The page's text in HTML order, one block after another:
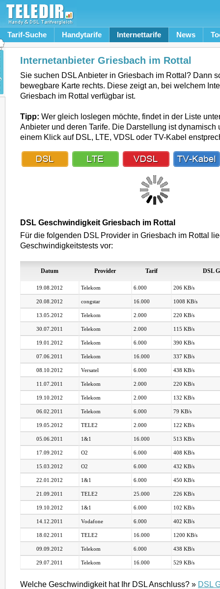
Tarif-Suche Handytarife Internettarife News
Internetanbieter Griesbach im Rottal
Sie suchen DSL Anbieter in Griesbach im Rottal? Dann
bewegbare Karte rechts. Diese zeigt an, bei welchem
Griesbach im Rottal verfügbar ist.
Tipp: Wer gleich loslegen möchte, findet in der Liste
Anbieter und deren Tarife. Die Darstellung ist dynamisch
einem Klick auf DSL, LTE, VDSL oder TV-Kabel
DSL Geschwindigkeit Griesbach im Rottal
Für die folgenden DSL Provider in Griesbach im Rottal
Geschwindigkeitstests vor:
Datum Provider Tarif DSL
19.08.2012 Telekom 6.000 206 KB/s
20.08.2012 congstar 16.000 1008 KB/s
13.05.2012 Telekom 2.000 220 KB/s
30.07.2011 Telekom 2.000 115 KB/s
19.01.2012 Telekom 6.000 390 KB/s
07.06.2011 Telekom 16.000 337 KB/s
08.10.2012 Versatel 6.000 438 KB/s
11.07.2011 Telekom 2.000 220 KB/s
19.10.2012 Telekom 2.000 132 KB/s
06.02.2011 Telekom 6.000 79 KB/s
19.05.2012 TELE2 2.000 122 KB/s
05.06.2011 1&1 16.000 513 KB/s
17.09.2012 O2 6.000 408 KB/s
15.03.2012 O2 6.000 432 KB/s
22.01.2012 1&1 6.000 450 KB/s
21.09.2011 TELE2 25.000 226 KB/s
19.10.2012 1&1 6.000 102 KB/s
14.12.2011 Vodafone 6.000 402 KB/s
18.02.2011 TELE2 16.000 1200 KB/s
09.09.2012 Telekom 6.000 438 KB/s
29.07.2011 Telekom 16.000 529 KB/s
Welche Geschwindigkeit hat Ihr DSL Anschluss? » DSL